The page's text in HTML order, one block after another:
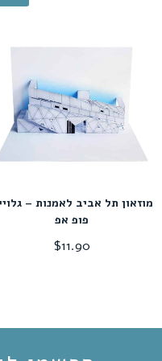
מוזאון תל אביב לאמנות –
פופ אפ
$11.90